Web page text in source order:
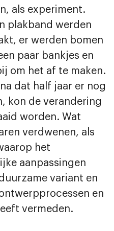
als experiment.
plakband werden
er werden bomen
paar bankjes en
om het af te maken.
dat half jaar er nog
kon de verandering
worden. Wat
verdwenen, als
het
aanpassingen
variant en
en
vermeden.